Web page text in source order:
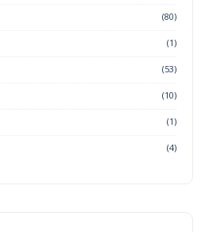
(80)
(1)
(53)
(10)
(1)
(4)